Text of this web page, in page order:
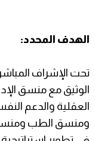
الهدف المحدد:
الوثيق مع منسق
العقلية والدعم
ومنسق الطب ومنسق